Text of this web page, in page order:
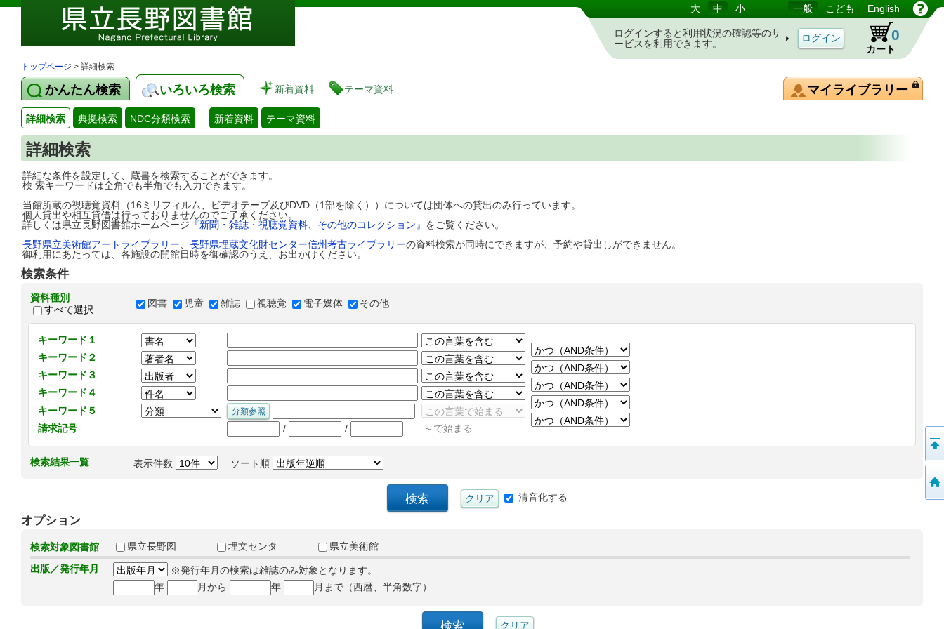
図書館 蔵書検索・予約システム 大 中 小 一般 こども English
ログインすると利用状況の確認等のサ
ービスを利用できます。
カート
0
トップページ > 詳細検索
かんたん検索 いろいろ検索 新着資料 テーマ資料 マイライブラリー
詳細検索 典拠検索 NDC分類検索 新着資料 テーマ資料
詳細検索
詳細な条件を設定して、蔵書を検索することができます。
検 索キーワードは全角でも半角でも入力できます。
当館所蔵の視聴覚資料（16ミリフィルム、ビデオテープ及びDVD（1部を除く））については団体への貸出のみ行っています。
個人貸出や相互貸借は行っておりませんのでご了承ください。
詳しくは県立長野図書館ホームページ 『新聞・雑誌・視聴覚資料、その他のコレクション』 をご覧ください。
長野県立美術館アートライブラリー
長野県埋蔵文化財センター信州考古ライブラリーの資料検索が同時にできますが、予約や貸出しができません。
御利用にあたっては、各施設の開館日時を御確認のうえ、お出かけください。
検索条件
資料種別
すべて選択
図書 児童 雑誌 視聴覚 電子媒体 その他
キーワード１
キーワード２
キーワード３
キーワード４
キーワード５
請求記号
/ / ～で始まる
検索結果一覧 表示件数 ソート順
清音化する
オプション
検索対象図書館 県立長野図 埋文センタ
県立美術館
出版／発行年月
※発行年月の検索は雑誌のみ対象となります。
年
月から 年 月まで（西暦、半角数字）